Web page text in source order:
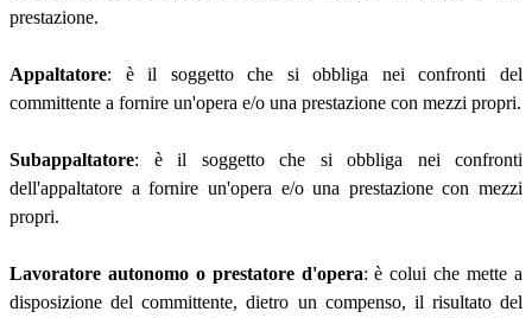
prestazione.
Appaltatore: è il soggetto che si obbliga nei confronti del
committente a fornire un'opera e/o una prestazione con mezzi propri.
Subappaltatore: è il soggetto che si obbliga nei confronti
dell'appaltatore a fornire un'opera e/o una prestazione con mezzi
propri.
Lavoratore autonomo o prestatore d'opera: è colui che mette a
disposizione del committente, dietro un compenso, il risultato del